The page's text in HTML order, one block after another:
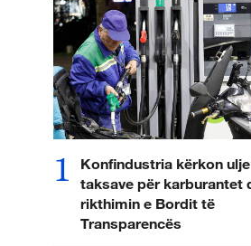
1
Konfindustria kërkon
taksave për karburantet
rikthimin e Bordit të
Transparencës